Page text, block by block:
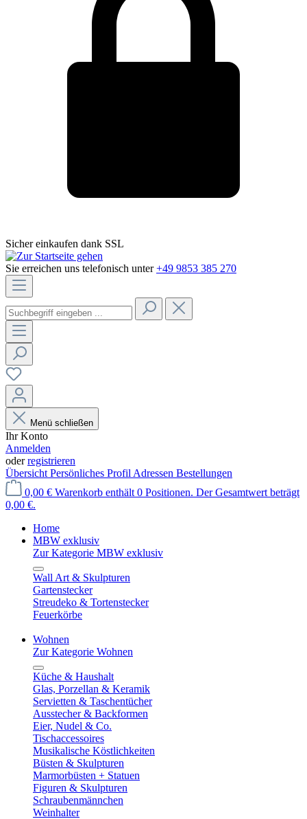
Sicher einkaufen dank SSL
Sie erreichen uns telefonisch unter +49 9853 385 270
Menü schließen
Ihr Konto
Anmelden
oderregistrieren
Übersicht Persönliches Profil Adressen Bestellungen
0,00 € Warenkorb enthält 0 Positionen. Der Gesamtwert beträgt
0,00 €.
Home
MBW exklusiv
Zur Kategorie MBW exklusiv
Wall Art & Skulpturen
Gartenstecker
Streudeko & Tortenstecker
Feuerkörbe
Wohnen
Zur Kategorie Wohnen
Küche & Haushalt
Glas, Porzellan & Keramik
Servietten & Taschentücher
Ausstecher & Backformen
Eier, Nudel & Co.
Tischaccessoires
Musikalische Köstlichkeiten
Büsten & Skulpturen
Marmorbüsten + Statuen
Figuren & Skulpturen
Schraubenmännchen
Weinhalter